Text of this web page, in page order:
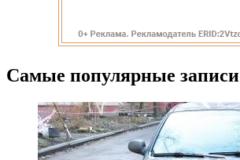
Самые популярные записи